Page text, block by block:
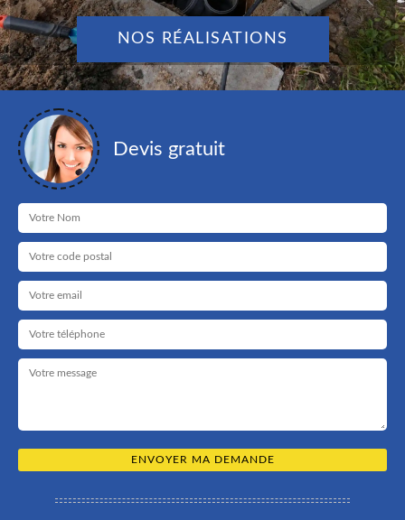
NOS RÉALISATIONS
Devis gratuit